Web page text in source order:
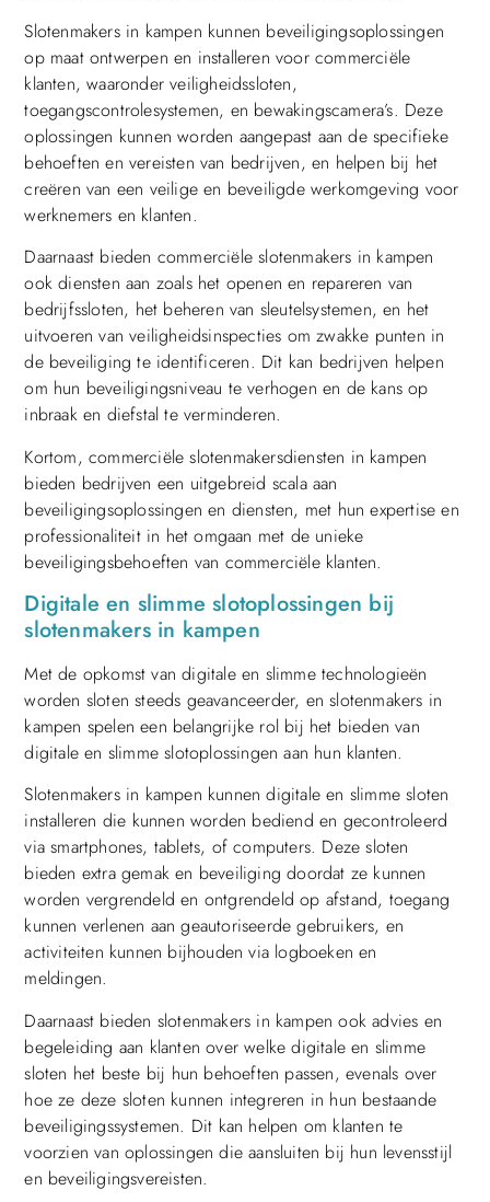
Slotenmakers in kampen kunnen beveiligingsoplossingen
op maat ontwerpen en installeren voor commerciële
klanten, waaronder veiligheidssloten,
toegangscontrolesystemen, en bewakingscamera’s. Deze
oplossingen kunnen worden aangepast aan de specifieke
behoeften en vereisten van bedrijven, en helpen bij het
creëren van een veilige en beveiligde werkomgeving voor
werknemers en klanten.
Daarnaast bieden commerciële slotenmakers in kampen
ook diensten aan zoals het openen en repareren van
bedrijfssloten, het beheren van sleutelsystemen, en het
uitvoeren van veiligheidsinspecties om zwakke punten in
de beveiliging te identificeren. Dit kan bedrijven helpen
om hun beveiligingsniveau te verhogen en de kans op
inbraak en diefstal te verminderen.
Kortom, commerciële slotenmakersdiensten in kampen
bieden bedrijven een uitgebreid scala aan
beveiligingsoplossingen en diensten, met hun expertise en
professionaliteit in het omgaan met de unieke
beveiligingsbehoeften van commerciële klanten.
Digitale en slimme slotoplossingen bij
slotenmakers in kampen
Met de opkomst van digitale en slimme technologieën
worden sloten steeds geavanceerder, en slotenmakers in
kampen spelen een belangrijke rol bij het bieden van
digitale en slimme slotoplossingen aan hun klanten.
Slotenmakers in kampen kunnen digitale en slimme sloten
installeren die kunnen worden bediend en gecontroleerd
via smartphones, tablets, of computers. Deze sloten
bieden extra gemak en beveiliging doordat ze kunnen
worden vergrendeld en ontgrendeld op afstand, toegang
kunnen verlenen aan geautoriseerde gebruikers, en
activiteiten kunnen bijhouden via logboeken en
meldingen.
Daarnaast bieden slotenmakers in kampen ook advies en
begeleiding aan klanten over welke digitale en slimme
sloten het beste bij hun behoeften passen, evenals over
hoe ze deze sloten kunnen integreren in hun bestaande
beveiligingssystemen. Dit kan helpen om klanten te
voorzien van oplossingen die aansluiten bij hun levensstijl
en beveiligingsvereisten.